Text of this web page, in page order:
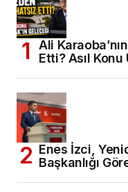
Ali
Etti? Asıl Konu
Enes İzci,
Başkanlığı